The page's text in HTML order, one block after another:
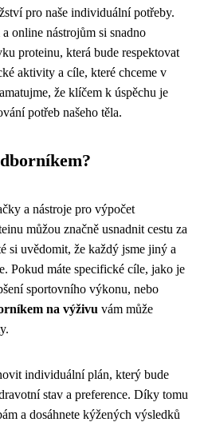
pro naše individuální potřeby.
online nástrojům si snadno
proteinu, která bude respektovat
aktivity a cíle, které chceme v
že klíčem k úspěchu je
potřeb našeho těla.
a nástroje pro výpočet
můžou značně usnadnit cestu za
si uvědomit, že každý jsme jiný a
Pokud máte specifické cíle, jako je
sportovního výkonu, nebo
na výživu vám může
individuální plán, který bude
stav a preference. Díky tomu
a dosáhnete kýžených výsledků